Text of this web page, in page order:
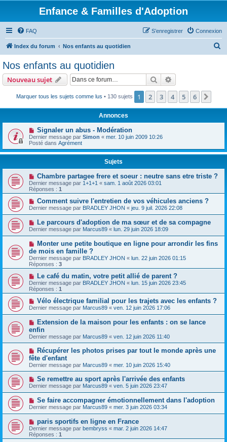
Enfance & Familles d'Adoption
FAQ Connexion
S’enregistrer
Index du forum Nos enfants au quotidien
r
Nos enfants au quotidien
Nouveau sujet Rechercher
Marquer tous les sujets comme lus • 130 sujets 1 2 3 4 5 6
Annonces
Signaler un abus - Modération
Dernier message par Simon « mer. 10 juin 2009 10:26
Posté dans Agrément
Sujets
Chambre partagee frere et soeur : neutre sans etre triste ?
Dernier message par 1+1+1 « sam. 1 août 2026 03:01
Réponses : 1
Comment suivre l'entretien de vos véhicules anciens ?
Dernier message par BRADLEY JHON « jeu. 9 juil. 2026 22:08
Le parcours d'adoption de ma sœur et de sa compagne
Dernier message par Marcus89 « lun. 29 juin 2026 18:09
Monter une petite boutique en ligne pour arrondir les fins
de mois en famille ?
Dernier message par BRADLEY JHON « lun. 22 juin 2026 01:15
Réponses : 3
Le café du matin, votre petit allié de parent ?
Dernier message par BRADLEY JHON « lun. 15 juin 2026 23:45
Réponses : 1
Vélo électrique familial pour les trajets avec les enfants ?
Dernier message par Marcus89 « ven. 12 juin 2026 17:06
Extension de la maison pour les enfants : on se lance
enfin
Dernier message par Marcus89 « ven. 12 juin 2026 11:40
Récupérer les photos prises par tout le monde après une
fête d'enfant
Dernier message par Marcus89 « mer. 10 juin 2026 15:40
Se remettre au sport après l'arrivée des enfants
Dernier message par Marcus89 « ven. 5 juin 2026 23:47
Se faire accompagner émotionnellement dans l'adoption
Dernier message par Marcus89 « mer. 3 juin 2026 03:34
paris sportifs en ligne en France
Dernier message par bembryss « mar. 2 juin 2026 14:47
Réponses : 1